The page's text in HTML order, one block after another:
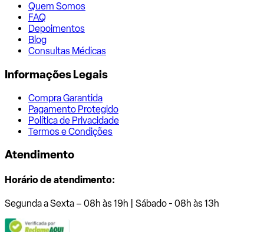
Quem Somos
FAQ
Depoimentos
Blog
Consultas Médicas
Informações Legais
Compra Garantida
Pagamento Protegido
Política de Privacidade
Termos e Condições
Atendimento
Horário de atendimento:
Segunda a Sexta – 08h às 19h | Sábado - 08h às 13h